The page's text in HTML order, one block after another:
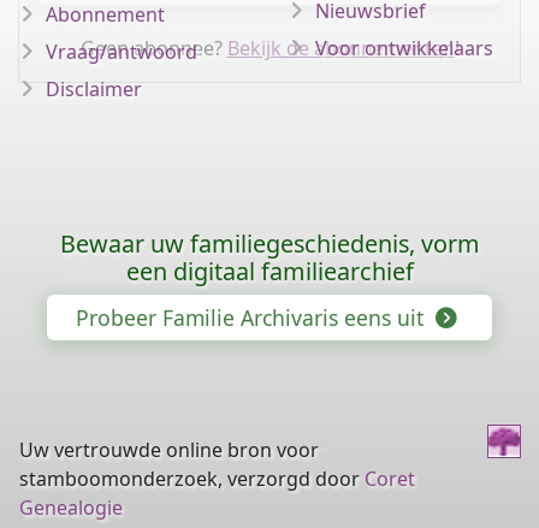
Geen abonnee? Bekijk de abonnementen!
Abonnement
Vraag/antwoord
Disclaimer
Nieuwsbrief
Voor ontwikkelaars
Bewaar uw familiegeschiedenis, vorm
een digitaal familiearchief
Probeer Familie Archivaris eens uit
Uw vertrouwde online bron voor
stamboomonderzoek, verzorgd door Coret
Genealogie